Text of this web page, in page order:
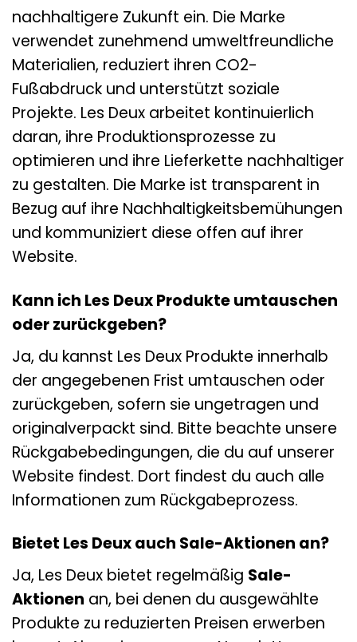
nachhaltigere Zukunft ein. Die Marke
verwendet zunehmend umweltfreundliche
Materialien, reduziert ihren CO2-
Fußabdruck und unterstützt soziale
Projekte. Les Deux arbeitet kontinuierlich
daran, ihre Produktionsprozesse zu
optimieren und ihre Lieferkette nachhaltiger
zu gestalten. Die Marke ist transparent in
Bezug auf ihre Nachhaltigkeitsbemühungen
und kommuniziert diese offen auf ihrer
Website.
Kann ich Les Deux Produkte umtauschen
oder zurückgeben?
Ja, du kannst Les Deux Produkte innerhalb
der angegebenen Frist umtauschen oder
zurückgeben, sofern sie ungetragen und
originalverpackt sind. Bitte beachte unsere
Rückgabebedingungen, die du auf unserer
Website findest. Dort findest du auch alle
Informationen zum Rückgabeprozess.
Bietet Les Deux auch Sale-Aktionen an?
Ja, Les Deux bietet regelmäßig Sale-
Aktionen an, bei denen du ausgewählte
Produkte zu reduzierten Preisen erwerben